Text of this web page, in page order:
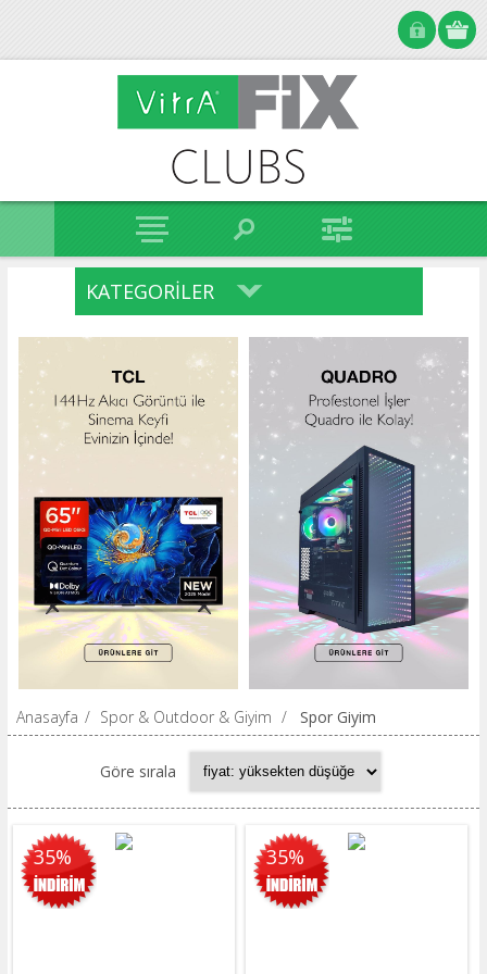
KATEGORILER
Anasayfa / Spor & Outdoor & Giyim / Spor Giyim
Göre sırala
35% 35%